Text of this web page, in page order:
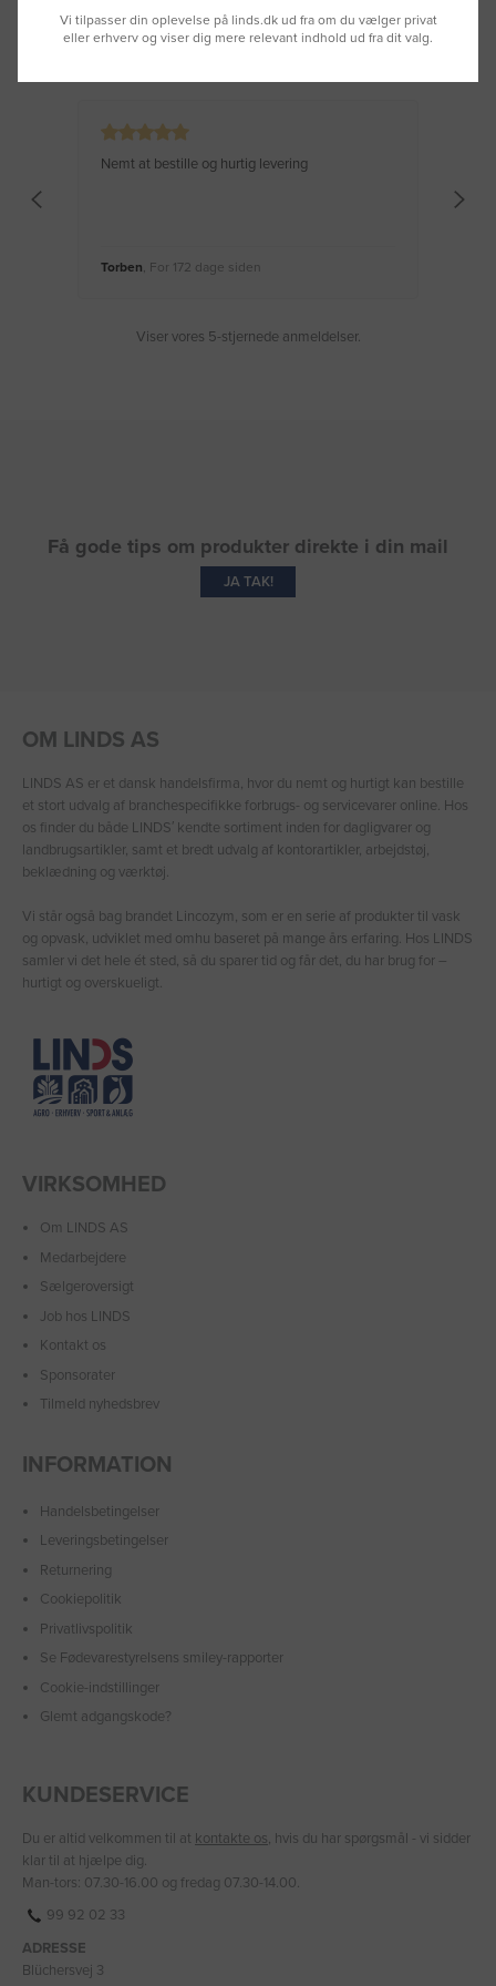
Se hvad vores kunder siger
Nemt at bestille og hurtig levering
Torben , For 172 dage siden
Viser vores 5-stjernede anmeldelser.
Få gode tips om produkter direkte i din mail
JA TAK!
OM LINDS AS
LINDS AS er et dansk handelsfirma, hvor du nemt og hurtigt kan bestille
et stort udvalg af branchespecifikke forbrugs- og servicevarer online. Hos
os finder du både LINDS′ kendte sortiment inden for dagligvarer og
landbrugsartikler, samt et bredt udvalg af kontorartikler, arbejdstøj,
beklædning og værktøj.
Vi står også bag brandet Lincozym, som er en serie af produkter til vask
og opvask, udviklet med omhu baseret på mange års erfaring. Hos LINDS
samler vi det hele ét sted, så du sparer tid og får det, du har brug for –
hurtigt og overskueligt.
VIRKSOMHED
Om LINDS AS
Medarbejdere
Sælgeroversigt
Job hos LINDS
Kontakt os
Sponsorater
Tilmeld nyhedsbrev
INFORMATION
Handelsbetingelser
Leveringsbetingelser
Returnering
Cookiepolitik
Privatlivspolitik
Se Fødevarestyrelsens smiley-rapporter
Cookie-indstillinger
Glemt adgangskode?
KUNDESERVICE
Du er altid velkommen til at kontakte os, hvis du har spørgsmål - vi sidder
klar til at hjælpe dig.
Man-tors: 07.30-16.00 og fredag 07.30-14.00.
99 92 02 33
ADRESSE
Blüchersvej 3
Vi tilpasser din oplevelse på linds.dk ud fra om du vælger privat
eller erhverv og viser dig mere relevant indhold ud fra dit valg.